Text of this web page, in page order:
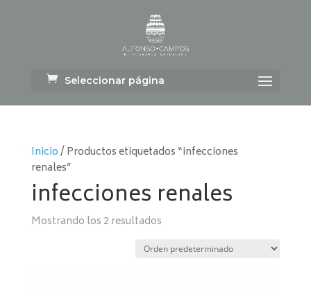
Seleccionar página
Inicio/ Productos etiquetados “infecciones
renales”
infecciones renales
Mostrando los 2 resultados